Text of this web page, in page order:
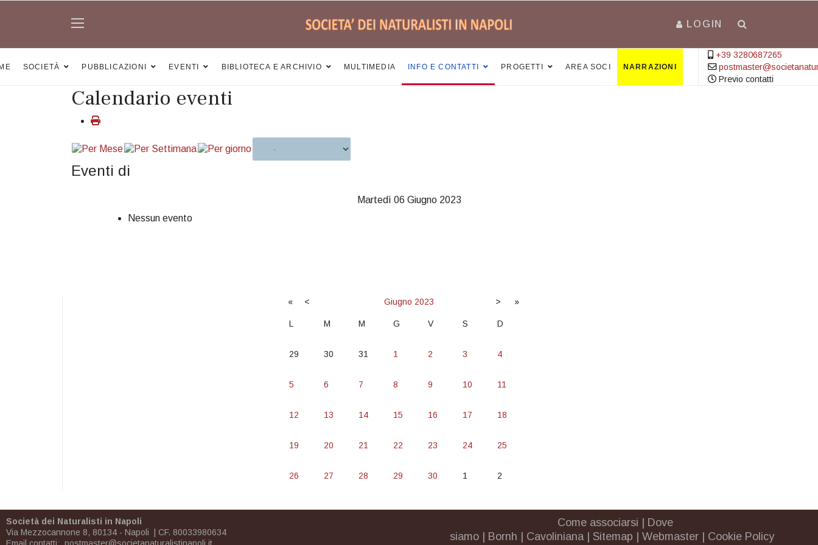
LOGIN
SOCIETÀ PUBBLICAZIONI EVENTI BIBLIOTECA E ARCHIVIO MULTIMEDIA INFO E CONTATTI PROGETTI AREA SOCI NARRAZIONI
+39 3280687265
Previo contatti
Calendario eventi
Eventi di
Martedì 06 Giugno 2023
Nessun evento
« < Giugno 2023 > »
L M M G V S D
29 30 31 1 2 3 4
5 6 7 8 9 10 11
12 13 14 15 16 17 18
19 20 21 22 23 24 25
26 27 28 29 30 1 2
Società dei Naturalisti in Napoli
Via Mezzocannone 8, 80134 - Napoli | CF. 80033980634
Come associarsi
Dove
siamo
Bornh Cavoliniana| Sitemap Webmaster Cookie Policy